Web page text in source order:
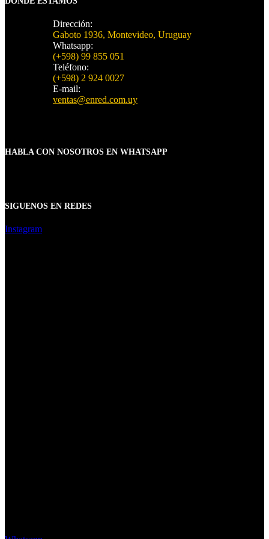
Dirección:
Gaboto 1936, Montevideo, Uruguay
Whatsapp:
(+598) 99 855 051
Teléfono:
(+598) 2 924 0027
E-mail:
ventas@enred.com.uy
HABLA CON NOSOTROS EN WHATSAPP
SIGUENOS EN REDES
Instagram